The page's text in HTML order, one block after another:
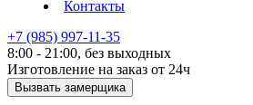
Контакты
+7 (985) 997-11-35
8:00 - 21:00, без выходных
Изготовление на заказ от 24ч
Вызвать замерщика